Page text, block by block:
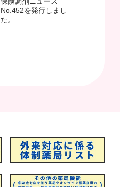
No.452を発行しまし
た。